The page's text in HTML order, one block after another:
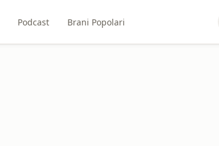
Podcast Brani Popolari